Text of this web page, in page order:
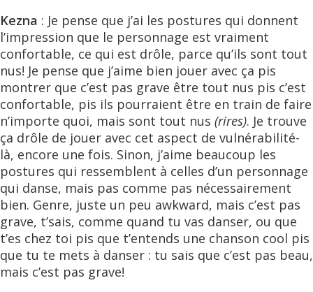
Kezna : Je pense que j’ai les postures qui donnent
l’impression que le personnage est vraiment
confortable, ce qui est drôle, parce qu’ils sont tout
nus! Je pense que j’aime bien jouer avec ça pis
montrer que c’est pas grave être tout nus pis c’est
confortable, pis ils pourraient être en train de faire
n’importe quoi, mais sont tout nus (rires). Je trouve
ça drôle de jouer avec cet aspect de vulnérabilité-
là, encore une fois. Sinon, j’aime beaucoup les
postures qui ressemblent à celles d’un personnage
qui danse, mais pas comme pas nécessairement
bien. Genre, juste un peu awkward, mais c’est pas
grave, t’sais, comme quand tu vas danser, ou que
t’es chez toi pis que t’entends une chanson cool pis
que tu te mets à danser : tu sais que c’est pas beau,
mais c’est pas grave!